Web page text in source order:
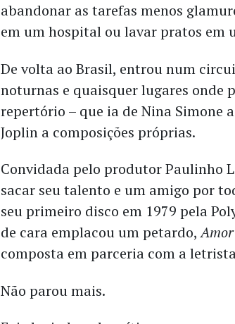
abandonar as tarefas menos
em um hospital ou lavar pratos em
De volta ao Brasil, entrou num
noturnas e quaisquer lugares onde
repertório – que ia de Nina Simone
Joplin a composições próprias.
Convidada pelo produtor Paulinho
sacar seu talento e um amigo por
seu primeiro disco em 1979 pela
de cara emplacou um petardo,
composta em parceria com a
Não parou mais.